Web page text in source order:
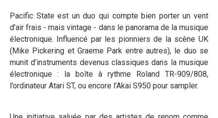
Pacific State est un duo qui compte bien porter un vent
d’air frais - mais vintage - dans le panorama de la musique
électronique. Influencé par les pionniers de la scène UK
(Mike Pickering et Graeme Park entre autres), le duo se
munit d’instruments devenus classiques dans la musique
électronique : la boîte à rythme Roland TR-909/808,
l’ordinateur Atari ST, ou encore l’Akai S950 pour sampler.